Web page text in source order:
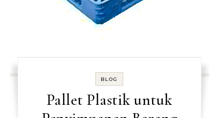
BLOG
Pallet Plastik untuk